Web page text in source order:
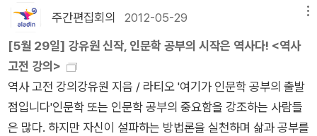
사료를 드립니다, 우주비행, 정범기 추락사건... 3권 뿐, 이참에 몇
권 더 장만해야겠습니다. < 인문 · 사회 > - 7종󰡔민주공화국 대
한민국의 탄생󰡕, 김육훈 지음, 휴머니스트 (중2부터)󰡔10대와 통
주간편집회의 2012-05-29
[5월 29일] 강유원 신작, 인문학 공부의 시작은 역사다! <역사
고전 강의>
역사 고전 강의강유원 지음 / 라티오 '여기가 인문학 공부의 출발
점입니다'인문학 또는 인문학 공부의 중요함을 강조하는 사람들
은 많다. 하지만 자신이 설파하는 방법론을 실천하며 삶과 공부를